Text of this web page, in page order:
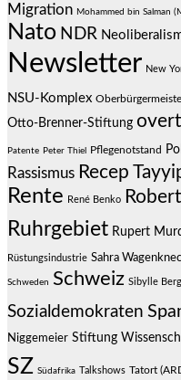
Migration Mohammed bin Salman
Nato NDR
Newsletter New
NSU-Komplex
Otto-Brenner-Stiftung
Patente Peter Thiel Pflegenotstand
Rassismus Recep
Rente René Benko
Ruhrgebiet Rupert
Rüstungsindustrie Sahra
Schweden Schweiz Sibylle Berg
Sozialdemokraten
Niggemeier Stiftung
SZ Südafrika Talkshows Tatort